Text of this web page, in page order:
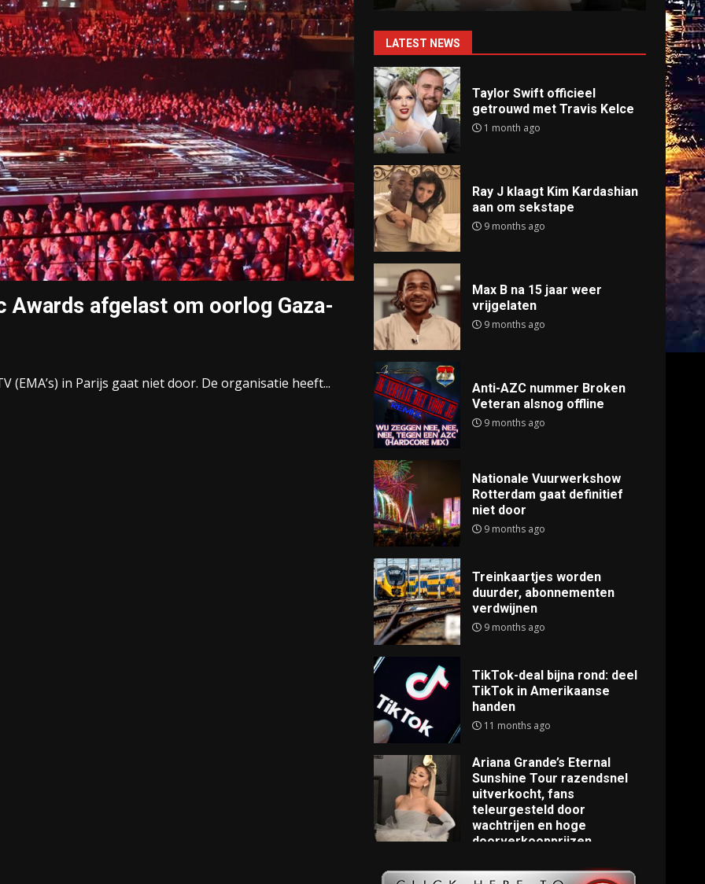
Awards afgelast om oorlog Gaza-
(EMA’s) in Parijs gaat niet door. De organisatie heeft...
LATEST NEWS
Taylor Swift officieel
getrouwd met Travis Kelce
1 month ago
Ray J klaagt Kim Kardashian
aan om sekstape
9 months ago
Max B na 15 jaar weer
vrijgelaten
9 months ago
Anti-AZC nummer Broken
Veteran alsnog offline
9 months ago
Nationale Vuurwerkshow
Rotterdam gaat definitief
niet door
9 months ago
Treinkaartjes worden
duurder, abonnementen
verdwijnen
9 months ago
TikTok-deal bijna rond: deel
TikTok in Amerikaanse
handen
11 months ago
Ariana Grande’s Eternal
Sunshine Tour razendsnel
uitverkocht, fans
teleurgesteld door
wachtrijen en hoge
doorverkoopprijzen